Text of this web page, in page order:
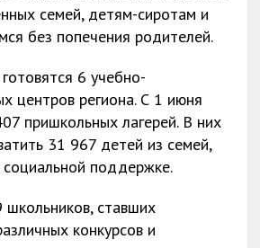
семей, детям-сиротам и
без попечения родителей.
6 учебно-
центров региона. С 1 июня
пришкольных лагерей. В них
31 967 детей из семей,
поддержке.
ставших
конкурсов и